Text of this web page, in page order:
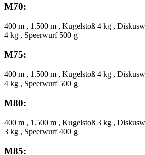
M70:
400 m , 1.500 m , Kugelstoß 4 kg ,
4 kg , Speerwurf 500 g
M75:
400 m , 1.500 m , Kugelstoß 4 kg ,
4 kg , Speerwurf 500 g
M80:
400 m , 1.500 m , Kugelstoß 3 kg ,
3 kg , Speerwurf 400 g
M85: